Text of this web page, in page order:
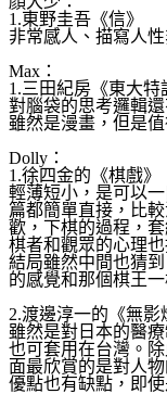
1.東野圭吾《信》
非常感人、描寫人性
Max：
1.三田紀房《東大特
對腦袋的思考邏輯
雖然是漫畫，但是值
Dolly：
1.徐四金的《棋戲》
輕薄短小，是可以
篇都簡單直接，比
歡，下棋的過程，
棋者和觀眾的心理
結局雖然中間也猜
的感覺和那個棋王一
2.渡邊淳一的《無影
雖然是對日本的醫
也可套用在台灣。
面最欣賞的是對人
優點也有缺點，即